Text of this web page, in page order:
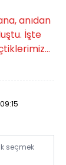
anıdan
İşte
seçmek